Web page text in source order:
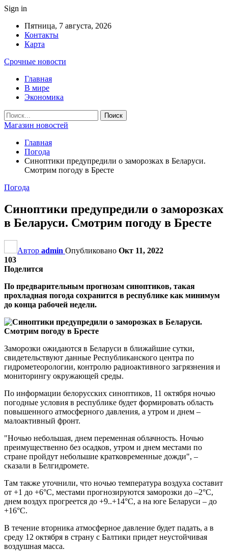
Sign in
Пятница, 7 августа, 2026
Контакты
Карта
Срочные новости
Главная
В мире
Экономика
Магазин новостей
Главная
Погода
Синоптики предупредили о заморозках в Беларуси.
Смотрим погоду в Бресте
Погода
Синоптики предупредили о заморозках
в Беларуси. Смотрим погоду в Бресте
Автор admin Опубликовано Окт 11, 2022
103
Поделится
По предварительным прогнозам синоптиков, такая
прохладная погода сохранится в республике как минимум
до конца рабочей недели.
Заморозки ожидаются в Беларуси в ближайшие сутки,
свидетельствуют данные Республиканского центра по
гидрометеорологии, контролю радиоактивного загрязнения и
мониторингу окружающей среды.
По информации белорусских синоптиков, 11 октября ночью
погодные условия в республике будет формировать область
повышенного атмосферного давления, а утром и днем –
малоактивный фронт.
"Ночью небольшая, днем переменная облачность. Ночью
преимущественно без осадков, утром и днем местами по
стране пройдут небольшие кратковременные дожди", –
сказали в Белгидромете.
Там также уточнили, что ночью температура воздуха составит
от +1 до +6°С, местами прогнозируются заморозки до –2°С,
днем воздух прогреется до +9..+14°С, а на юге Беларуси – до
+16°С.
В течение вторника атмосферное давление будет падать, а в
среду 12 октября в страну с Балтики придет неустойчивая
воздушная масса.